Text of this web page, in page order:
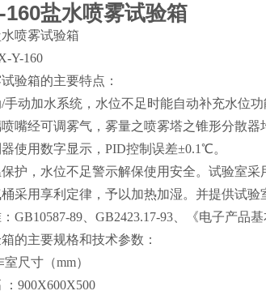
160盐水喷雾试验箱
喷雾试验箱
Y-160
验箱的主要特点：
手动加水系统，水位不足时能自动补充水位功
嘴经可调雾气，雾量之喷雾塔之锥形分散
使用数字显示，PID控制误差±0.1℃。
护，水位不足警示解保使用安全。试验室
采用享利定律，予以加热加湿。并提供试验
GB10587-89、GB2423.17-93、《电子产品
的主要规格和技术参数：
尺寸（mm）
900X600X500